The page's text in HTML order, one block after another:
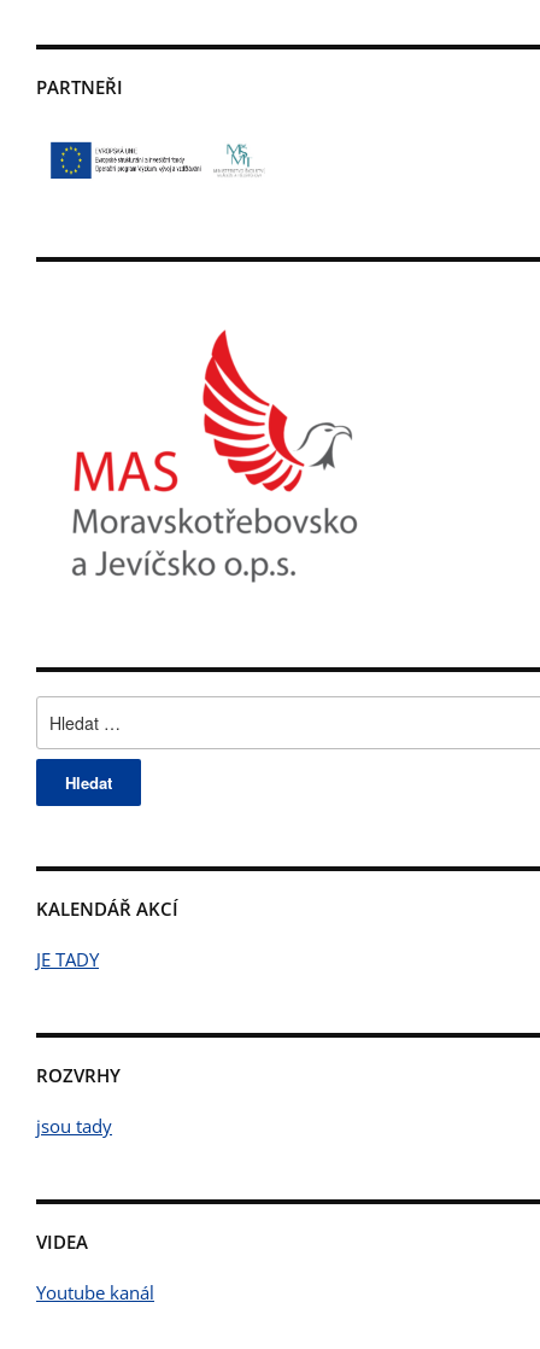
PARTNEŘI
KALENDÁŘ AKCÍ
JE TADY
ROZVRHY
jsou tady
VIDEA
Youtube kanál